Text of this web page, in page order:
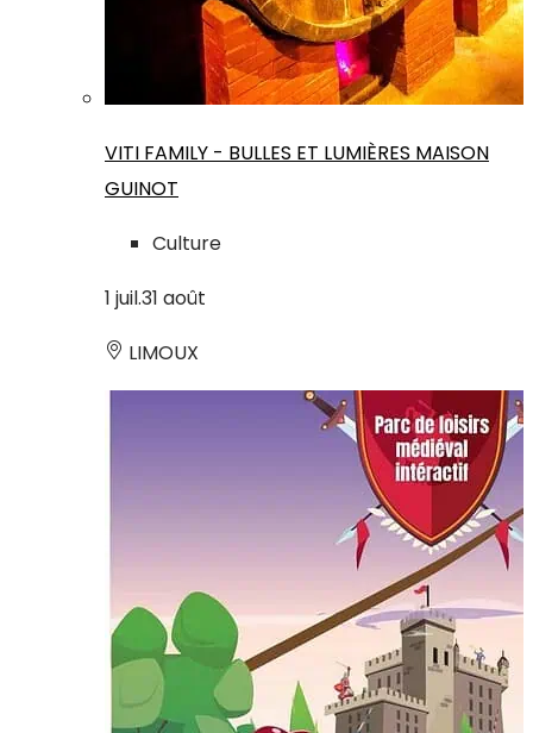
VITI FAMILY - BULLES ET LUMIÈRES MAISON
GUINOT
Culture
1 juil.31 août
LIMOUX